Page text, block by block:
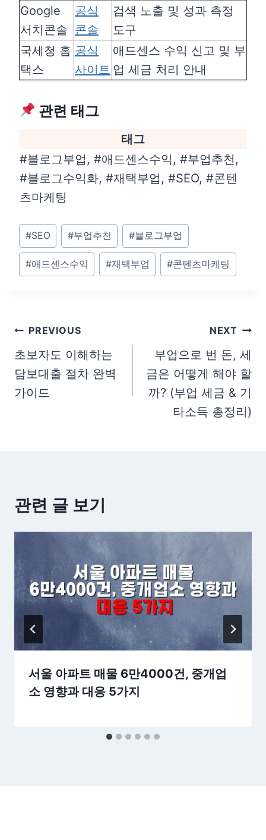
Google
서치콘솔
공식
콘솔
검색 노출 및 성과 측정
도구
국세청 홈
택스
공식
사이트
애드센스 수익 신고 및 부
업 세금 처리 안내
관련 태그
태그
#블로그부업, #애드센스수익, #부업추천,
#블로그수익화, #재택부업, #SEO, #콘텐
츠마케팅
Post
Tags:
#SEO #부업추천 #블로그부업
#애드센스수익 #재택부업 #콘텐츠마케팅
글
탐
색
PREVIOUS
초보자도 이해하는
담보대출 절차 완벽
가이드
NEXT
부업으로 번 돈, 세
금은 어떻게 해야 할
까? (부업 세금 & 기
타소득 총정리)
관련 글 보기
서울 아파트 매물 6만4000건, 중개업
소 영향과 대응 5가지